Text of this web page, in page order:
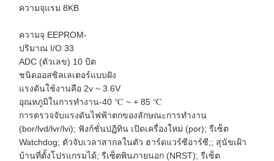
ความจุแรม 8KB
ความจุ EEPROM-
ปริมาณ I/O 33
ADC (ตัวเลข) 10 บิต
ชนิดออสซิลเลเตอร์แบบฝัง
แรงดันใช้งานคือ 2v ~ 3.6V
อุณหภูมิในการทำงาน-40 ℃ ~ + 85 ℃
การตรวจจับแรงดันไฟฟ้าตกของลักษณะการทำงาน
(bor/lvd/lvr/lvi); ฟังก์ชั่นปฏิทิน เปิดเครื่องใหม่ (por); รีเซ็ต
Watchdog; ตัวจับเวลาสากลในตัว ฮาร์ดแวร์ซีอาร์ซี;; สุนัขเฝ้า
บ้านที่ตั้งโปรแกรมได้; รีเซ็ตพินภายนอก (NRST); รีเซ็ต